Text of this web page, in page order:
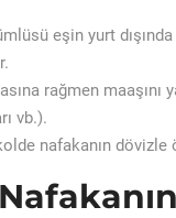
eşin yurt
rağmen
vb.).
nafakanın